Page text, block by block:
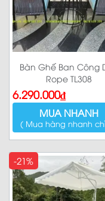
Bàn Ghế Ban Công
Rope TL308
6.290.000₫
MUA NHANH
( Mua hàng nhanh
-21%